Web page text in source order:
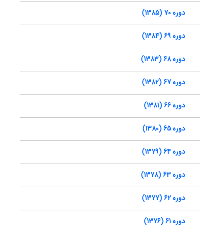
دوره 70 (1385)
دوره 69 (1384)
دوره 68 (1383)
دوره 67 (1382)
دوره 66 (1381)
دوره 65 (1380)
دوره 64 (1379)
دوره 63 (1378)
دوره 62 (1377)
دوره 61 (1376)